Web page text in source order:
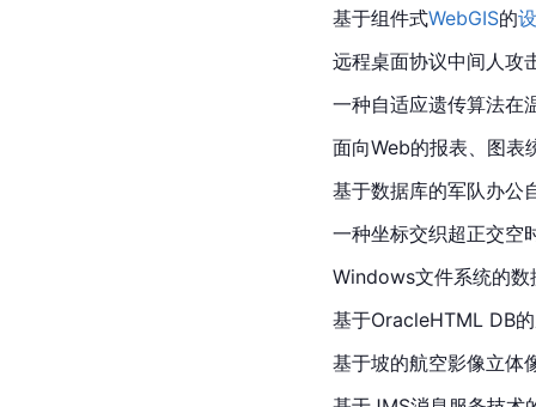
基于组件式WebGIS的
远程桌面协议中间人攻
一种自适应遗传算法在
面向Web的报表、图表
基于数据库的军队办公
一种坐标交织超正交空
Windows文件系统的数
基于OracleHTML DB
基于坡的航空影像立体